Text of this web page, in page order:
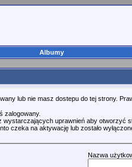
Albumy
lub nie masz dostepu do tej strony.
zalogowany.
wystarczających uprawnień aby otworzyć
czeka na aktywację lub zostało
Nazwa